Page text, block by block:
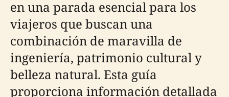
en una parada esencial para los
viajeros que buscan una
combinación de maravilla de
ingeniería, patrimonio cultural y
belleza natural. Esta guía
proporciona información detallada